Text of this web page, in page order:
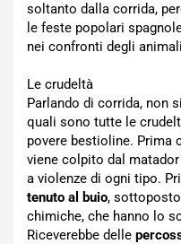
soltanto dalla corrida,
le feste popolari
nei confronti degli
Le crudeltà
Parlando di corrida, non
quali sono tutte le
povere bestioline. Prima
viene colpito dal
a violenze di ogni tipo.
tenuto al buio,
chimiche, che hanno lo
Riceverebbe delle